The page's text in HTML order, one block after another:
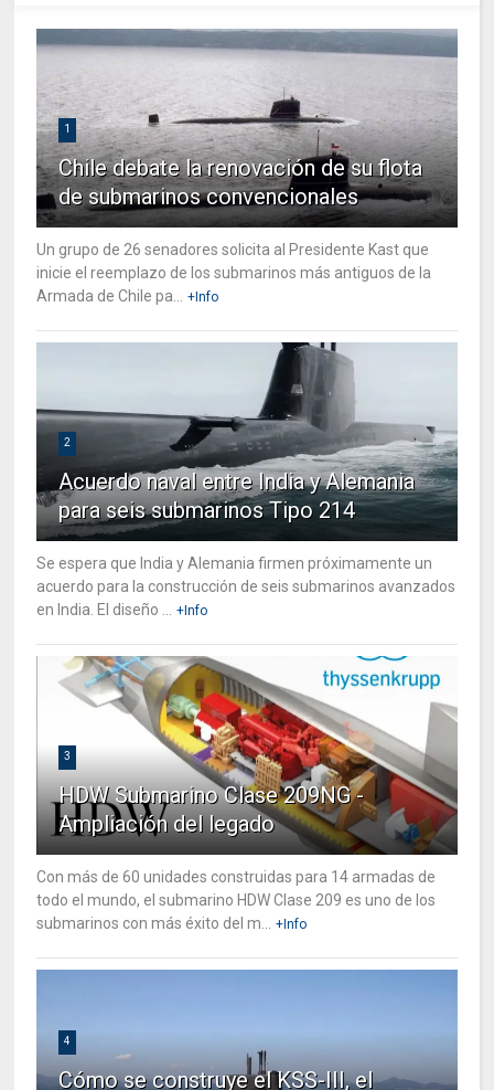
1
Chile debate la renovación de su flota
de submarinos convencionales
Un grupo de 26 senadores solicita al Presidente Kast que
inicie el reemplazo de los submarinos más antiguos de la
Armada de Chile pa...
+Info
2
Acuerdo naval entre India y Alemania
para seis submarinos Tipo 214
Se espera que India y Alemania firmen próximamente un
acuerdo para la construcción de seis submarinos avanzados
en India. El diseño ...
+Info
3
HDW Submarino Clase 209NG -
Ampliación del legado
Con más de 60 unidades construidas para 14 armadas de
todo el mundo, el submarino HDW Clase 209 es uno de los
submarinos con más éxito del m...
+Info
4
Cómo se construye el KSS-III, el